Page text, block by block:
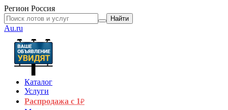
Регион Россия
Найти
Au.ru
Каталог
Услуги
Распродажа с 1₽